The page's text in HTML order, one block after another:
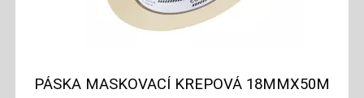
PÁSKA MASKOVACÍ KREPOVÁ 18MMX50M